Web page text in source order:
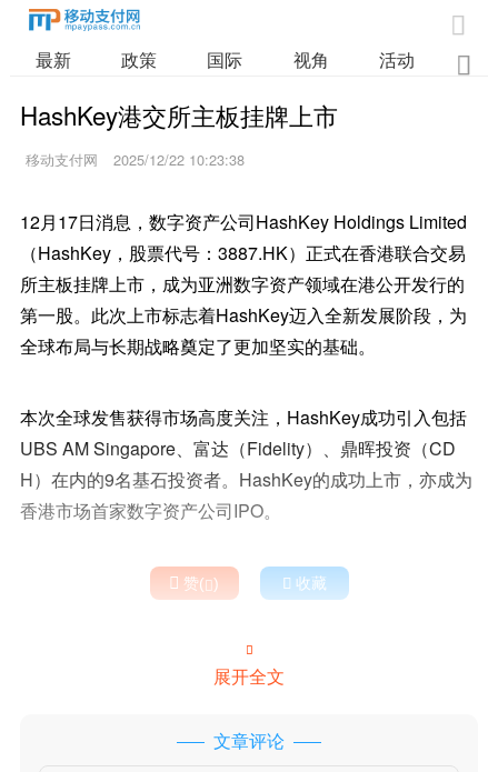

最新 政策 国际 视角 活动 业

HashKey港交所主板挂牌上市
移动支付网 2025/12/22 10:23:38
12月17日消息，数字资产公司HashKey Holdings Limited
（HashKey，股票代号：3887.HK）正式在香港联合交易
所主板挂牌上市，成为亚洲数字资产领域在港公开发行的
第一股。此次上市标志着HashKey迈入全新发展阶段，为
全球布局与长期战略奠定了更加坚实的基础。
本次全球发售获得市场高度关注，HashKey成功引入包括
UBS AM Singapore、富达（Fidelity）、鼎晖投资（CD
H）在内的9名基石投资者。HashKey的成功上市，亦成为
香港市场首家数字资产公司IPO。
 赞()  收藏

展开全文
文章评论